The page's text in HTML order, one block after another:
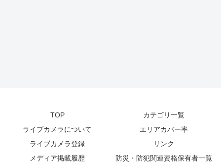
TOP
カテゴリ一覧
ライブカメラについて
エリアカバー率
ライブカメラ登録
リンク
メディア掲載履歴
防災・防犯関連資格保有者一覧